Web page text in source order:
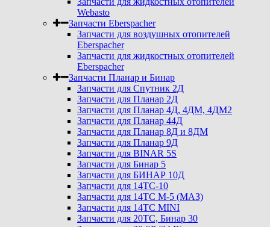
Webasto
Запчасти Eberspacher
Запчасти для воздушных отопителей
Eberspacher
Запчасти для жидкостных отопителей
Eberspacher
Запчасти Планар и Бинар
Запчасти для Спутник 2Д
Запчасти для Планар 2Д
Запчасти для Планар 4Д, 4ДМ, 4ДМ2
Запчасти для Планар 44Д
Запчасти для Планар 8Д и 8ДМ
Запчасти для Планар 9Д
Запчасти для BINAR 5S
Запчасти для Бинар 5
Запчасти для БИНАР 10Д
Запчасти для 14ТС-10
Запчасти для 14ТС М-5 (МАЗ)
Запчасти для 14ТС MINI
Запчасти для 20ТС, Бинар 30